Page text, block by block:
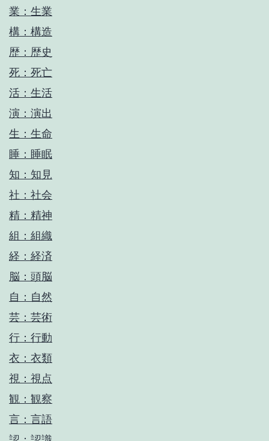
業：生業
構：構造
歴：歴史
死：死亡
活：生活
演：演出
生：生命
睡：睡眠
知：知見
社：社会
精：精神
組：組織
経：経済
脳：頭脳
自：自然
芸：芸術
行：行動
衣：衣類
視：視点
観：観察
言：言語